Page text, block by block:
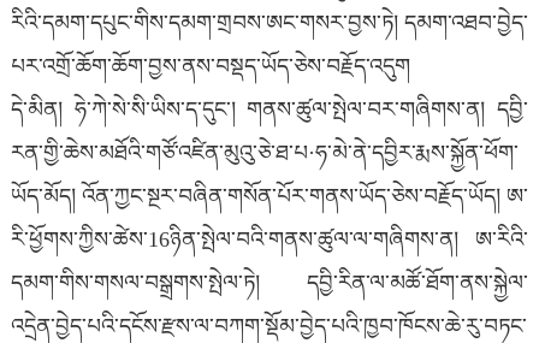
རིའི་དམག་དཔུང་གིས་དམག་གྲབས་ཨང་གསར་བྱས་ཏེ། དམག་འཐབ་བྱེད་
པར་འགྲོ་ཆོག་ཆོག་བྱས་ནས་བསྡད་ཡོད་ཅེས་བརྗོད་འདུག
དེ་མིན། ཧེ་ཀེ་སེ་སི་ཡིས་ད་དུང་། གནས་ཚུལ་སྤེལ་བར་གཞིགས་ན། དབྱི་
རན་གྱི་ཆེས་མཐོའི་གཙོ་འཛིན་མུའུ་ཅེ་ཐ་པ·ཧ་མེ་ནེ་དབྱིར་རྨས་སྐྱོན་ཕོག་
ཡོད་མོད། འོན་ཀྱང་སྔར་བཞིན་གསོན་པོར་གནས་ཡོད་ཅེས་བརྗོད་ཡོད། ཨ་
རི་ཕྱོགས་ཀྱིས་ཚེས་16ཉིན་སྤེལ་བའི་གནས་ཚུལ་ལ་གཞིགས་ན། ཨ་རིའི་
དམག་གིས་གསལ་བསྒྲགས་སྤེལ་ཏེ། དབྱི་རིན་ལ་མཚོ་ཐོག་ནས་སྐྱེལ་
འདྲེན་བྱེད་པའི་དངོས་རྫས་ལ་བཀག་སྡོམ་བྱེད་པའི་ཁྱབ་ཁོངས་ཆེ་རུ་བཏང་